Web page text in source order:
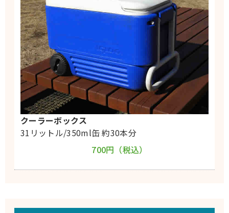
クーラーボックス
31リットル/350ml缶 約30本分
700円（税込）